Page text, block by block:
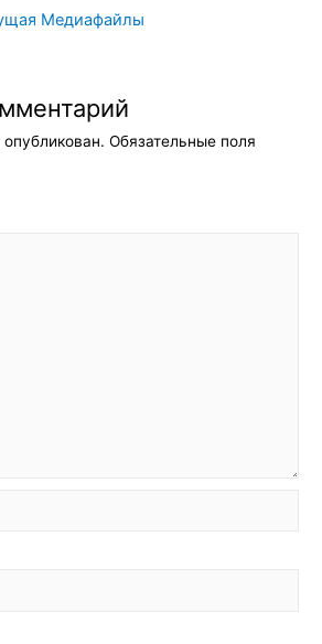
Медиафайлы
Обязательные поля